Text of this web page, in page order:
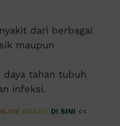
dari berbagai
maupun
daya tahan tubuh
infeksi.
GRATIS DI SINI <<